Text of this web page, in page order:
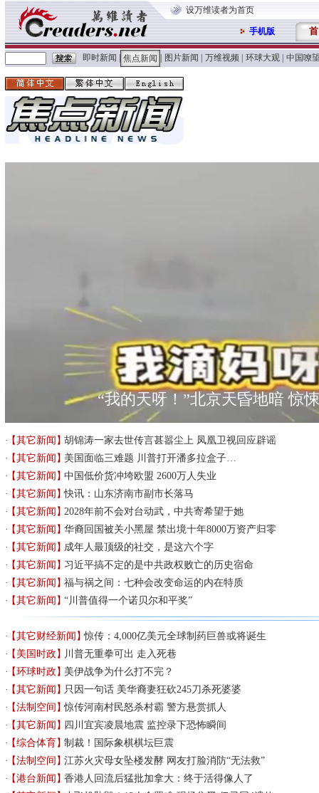
设万维读者为首页
手机版 首
即时新闻 焦点新闻 图片新闻 万维视频 环球大观 中国嘹
“我的天呀！”北京天昏地暗 惊
【其它新闻】胡锦涛一家去世传言甚嚣尘上 凤凰卫视回应辟谣
【其它新闻】美国面临三难题 川普打开潘多拉盒子…
【其它新闻】中国低价货冲垮欧盟 2600万人失业
【其它新闻】快讯：山东济南市副市长落马
【其它新闻】2028年前不会对台动武，中共寄希望于她
【其它新闻】华裔回国被关小黑屋 禁出境十年8000万资产归零
【其它新闻】成年人最顶级的社交，是这六个字
【其它新闻】习近平搞不定的是中共政权败亡的历史宿命
【其它新闻】福与祸之间：七种会改变命运的内在特质
【其它新闻】“川普值得一个诺贝尔和平奖”
【其它财经新闻】惊传：4,000亿美元全球制药巨兽或将诞生
【美国时政】川普无重拳可出 走入死巷
【环球时政】美伊战争为什么打不完？
【其它新闻】只因一句话 美华裔妻狂砍245刀杀死婆婆
【法制空间】惊传河南村民怒杀村霸 警方悬赏抓人
【其它新闻】四川宜宾凌晨地震 监控录下恐怖瞬间
【综合体育】制裁！国际象棋棋坛巨震
【法制空间】江苏火灾母女坠楼发酵 网友打脸消防“无法救”
【港台新闻】香港人回流后猛批加拿大：终于活得像人了